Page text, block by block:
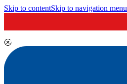
Skip to contentSkip to navigation menu